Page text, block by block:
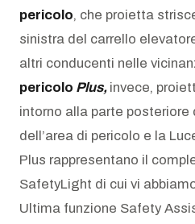
pericolo, che proietta
sinistra del carrello
altri conducenti nelle
pericolo Plus, invece,
intorno alla parte posteriore
dell’area di pericolo e la
Plus rappresentano il
SafetyLight di cui vi
Ultima funzione Safety